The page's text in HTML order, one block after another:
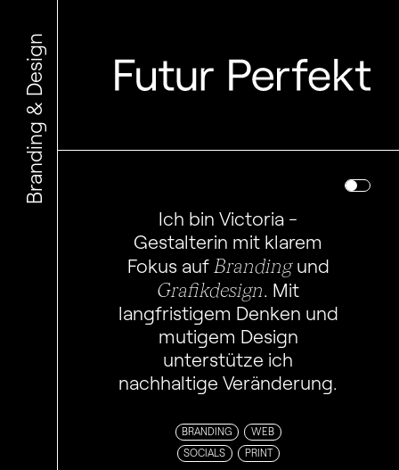
Branding & Design
Ich bin Victoria -
Gestalterin mit klarem
Fokus auf Brandingund
Grafikdesign. Mit
langfristigem Denken und
mutigem Design
unterstütze ich
nachhaltige Veränderung.
BRANDING
WEB
SOCIALS
PRINT